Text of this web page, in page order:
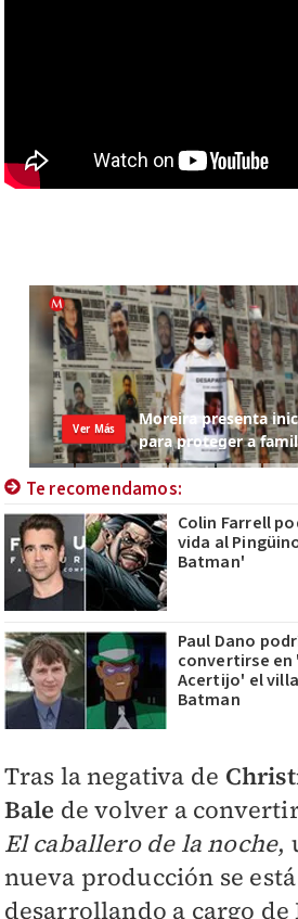
Te recomendamos:
Colin Farrell
vida al
Batman'
Paul Dano
convertirse en
Acertijo' el
Batman
Tras la negativa de
Bale de volver a
El caballero de la noche,
nueva producción se está
desarrollando a cargo